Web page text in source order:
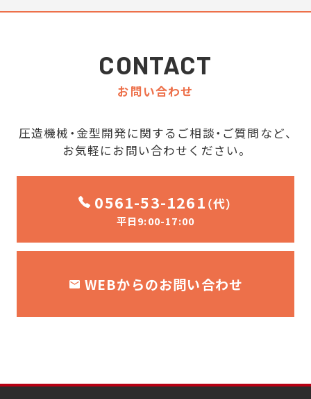
CONTACT
お問い合わせ
圧造機械・金型開発に関するご相談・ご質問など、
お気軽にお問い合わせください。
0561-53-1261 （代）
平日9:00-17:00
WEBからのお問い合わせ